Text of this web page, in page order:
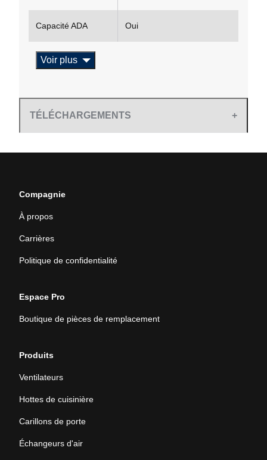
Capacité ADA Oui
Voir plus
TÉLÉCHARGEMENTS
Compagnie
À propos
Carrières
Politique de confidentialité
Espace Pro
Boutique de pièces de remplacement
Produits
Ventilateurs
Hottes de cuisinière
Carillons de porte
Échangeurs d'air